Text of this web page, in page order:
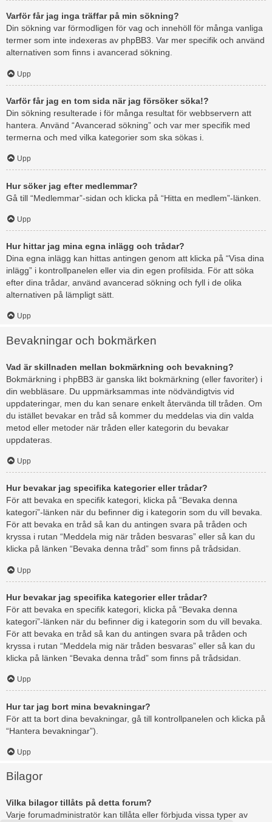
Varför får jag inga träffar på min sökning?
Din sökning var förmodligen för vag och innehöll för många vanliga
termer som inte indexeras av phpBB3. Var mer specifik och använd
alternativen som finns i avancerad sökning.
Upp
Varför får jag en tom sida när jag försöker söka!?
Din sökning resulterade i för många resultat för webbservern att
hantera. Använd “Avancerad sökning” och var mer specifik med
termerna och med vilka kategorier som ska sökas i.
Upp
Hur söker jag efter medlemmar?
Gå till “Medlemmar”-sidan och klicka på “Hitta en medlem”-länken.
Upp
Hur hittar jag mina egna inlägg och trådar?
Dina egna inlägg kan hittas antingen genom att klicka på “Visa dina
inlägg” i kontrollpanelen eller via din egen profilsida. För att söka
efter dina trådar, använd avancerad sökning och fyll i de olika
alternativen på lämpligt sätt.
Upp
Bevakningar och bokmärken
Vad är skillnaden mellan bokmärkning och bevakning?
Bokmärkning i phpBB3 är ganska likt bokmärkning (eller favoriter) i
din webbläsare. Du uppmärksammas inte nödvändigtvis vid
uppdateringar, men du kan senare enkelt återvända till tråden. Om
du istället bevakar en tråd så kommer du meddelas via din valda
metod eller metoder när tråden eller kategorin du bevakar
uppdateras.
Upp
Hur bevakar jag specifika kategorier eller trådar?
För att bevaka en specifik kategori, klicka på “Bevaka denna
kategori”-länken när du befinner dig i kategorin som du vill bevaka.
För att bevaka en tråd så kan du antingen svara på tråden och
kryssa i rutan “Meddela mig när tråden besvaras” eller så kan du
klicka på länken “Bevaka denna tråd” som finns på trådsidan.
Upp
Hur bevakar jag specifika kategorier eller trådar?
För att bevaka en specifik kategori, klicka på “Bevaka denna
kategori”-länken när du befinner dig i kategorin som du vill bevaka.
För att bevaka en tråd så kan du antingen svara på tråden och
kryssa i rutan “Meddela mig när tråden besvaras” eller så kan du
klicka på länken “Bevaka denna tråd” som finns på trådsidan.
Upp
Hur tar jag bort mina bevakningar?
För att ta bort dina bevakningar, gå till kontrollpanelen och klicka på
“Hantera bevakningar”).
Upp
Bilagor
Vilka bilagor tillåts på detta forum?
Varje forumadministratör kan tillåta eller förbjuda vissa typer av